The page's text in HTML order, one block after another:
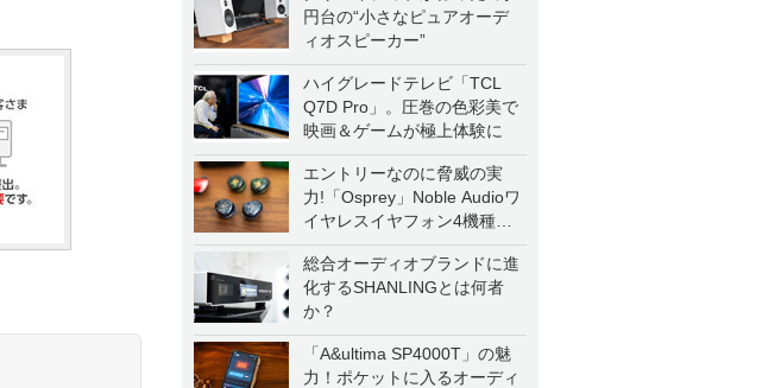
円台の“小さなピュアオーデ
ィオスピーカー”
ハイグレードテレビ「TCL
Q7D Pro」。圧巻の色彩美で
映画＆ゲームが極上体験に
エントリーなのに脅威の実
力!「Osprey」Noble Audioワ
イヤレスイヤフォン4機種を
一気に聴く
総合オーディオブランドに進
化するSHANLINGとは何者
か？
「A&ultima SP4000T」の魅
力！ポケットに入るオーディ